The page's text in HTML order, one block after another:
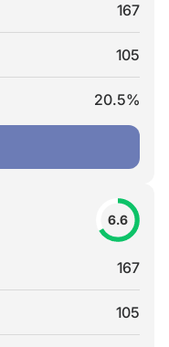
167
105
20.5%
6.6
167
105